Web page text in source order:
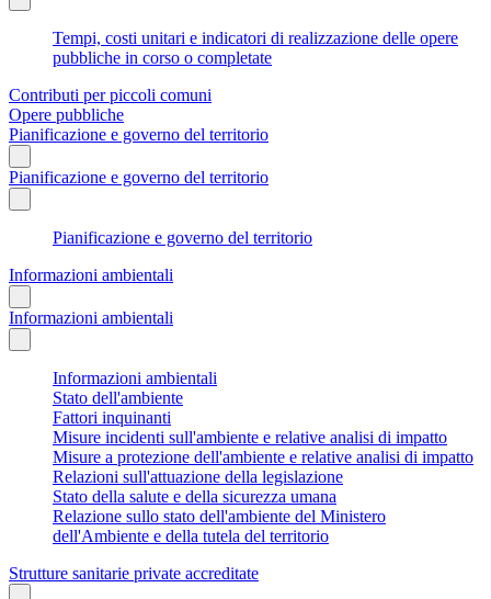
Tempi, costi unitari e indicatori di realizzazione delle opere
pubbliche in corso o completate
Contributi per piccoli comuni
Opere pubbliche
Pianificazione e governo del territorio
Pianificazione e governo del territorio
Pianificazione e governo del territorio
Informazioni ambientali
Informazioni ambientali
Informazioni ambientali
Stato dell'ambiente
Fattori inquinanti
Misure incidenti sull'ambiente e relative analisi di impatto
Misure a protezione dell'ambiente e relative analisi di impatto
Relazioni sull'attuazione della legislazione
Stato della salute e della sicurezza umana
Relazione sullo stato dell'ambiente del Ministero
dell'Ambiente e della tutela del territorio
Strutture sanitarie private accreditate